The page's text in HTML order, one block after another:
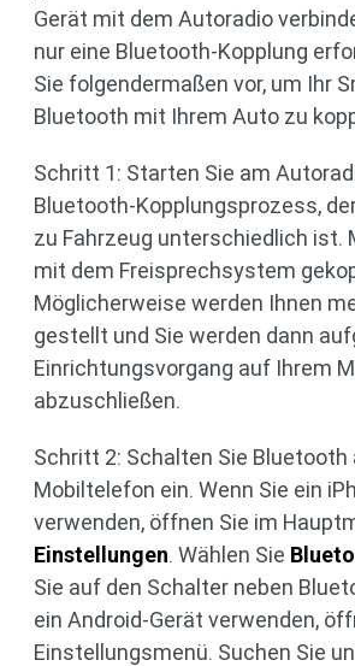
Gerät mit dem Autoradio
nur eine Bluetooth-Kopplung
Sie folgendermaßen vor, um Ihr
Bluetooth mit Ihrem Auto zu
Schritt 1: Starten Sie am
Bluetooth-Kopplungsprozess,
zu Fahrzeug unterschiedlich ist.
mit dem Freisprechsystem
Möglicherweise werden Ihnen
gestellt und Sie werden dann
Einrichtungsvorgang auf Ihrem
abzuschließen.
Schritt 2: Schalten Sie Bluetooth
Mobiltelefon ein. Wenn Sie ein
verwenden, öffnen Sie im
Einstellungen. Wählen Sie
Sie auf den Schalter neben
ein Android-Gerät verwenden,
Einstellungsmenü. Suchen Sie